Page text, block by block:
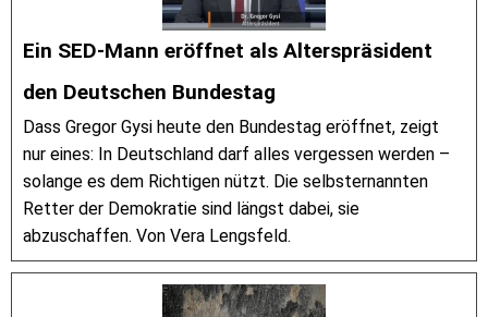
Ein SED-Mann eröffnet als Alterspräsident
den Deutschen Bundestag
Dass Gregor Gysi heute den Bundestag eröffnet, zeigt
nur eines: In Deutschland darf alles vergessen werden –
solange es dem Richtigen nützt. Die selbsternannten
Retter der Demokratie sind längst dabei, sie
abzuschaffen. Von Vera Lengsfeld.